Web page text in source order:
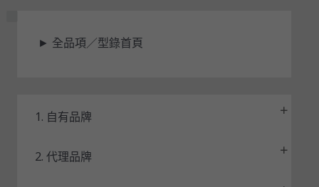
► 全品項／型錄首頁
1. 自有品牌
2. 代理品牌